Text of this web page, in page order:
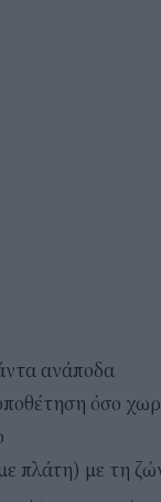
ανάποδα
όσο
πλάτη) με τη